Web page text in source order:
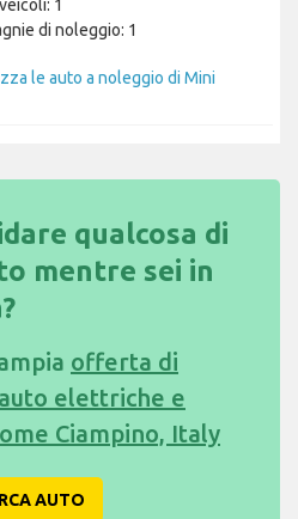
1
di noleggio: 1
le auto a noleggio di Mini
qualcosa di
mentre sei in
offerta di
elettriche e
Ciampino, Italy
AUTO